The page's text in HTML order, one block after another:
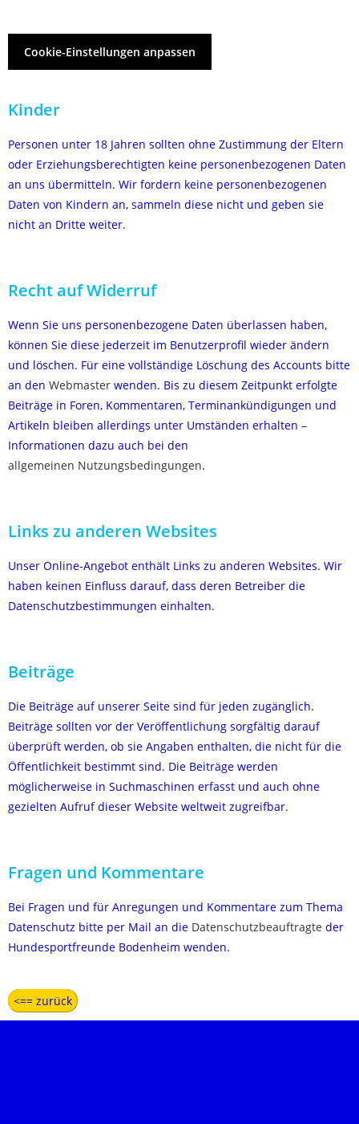
Cookie-Einstellungen anpassen
Kinder
Personen unter 18 Jahren sollten ohne Zustimmung der Eltern
oder Erziehungsberechtigten keine personenbezogenen Daten
an uns übermitteln. Wir fordern keine personenbezogenen
Daten von Kindern an, sammeln diese nicht und geben sie
nicht an Dritte weiter.
Recht auf Widerruf
Wenn Sie uns personenbezogene Daten überlassen haben,
können Sie diese jederzeit im Benutzerprofil wieder ändern
und löschen. Für eine vollständige Löschung des Accounts bitte
an den Webmaster wenden. Bis zu diesem Zeitpunkt erfolgte
Beiträge in Foren, Kommentaren, Terminankündigungen und
Artikeln bleiben allerdings unter Umständen erhalten –
Informationen dazu auch bei den
allgemeinen Nutzungsbedingungen.
Links zu anderen Websites
Unser Online-Angebot enthält Links zu anderen Websites. Wir
haben keinen Einfluss darauf, dass deren Betreiber die
Datenschutzbestimmungen einhalten.
Beiträge
Die Beiträge auf unserer Seite sind für jeden zugänglich.
Beiträge sollten vor der Veröffentlichung sorgfältig darauf
überprüft werden, ob sie Angaben enthalten, die nicht für die
Öffentlichkeit bestimmt sind. Die Beiträge werden
möglicherweise in Suchmaschinen erfasst und auch ohne
gezielten Aufruf dieser Website weltweit zugreifbar.
Fragen und Kommentare
Bei Fragen und für Anregungen und Kommentare zum Thema
Datenschutz bitte per Mail an die Datenschutzbeauftragte der
Hundesportfreunde Bodenheim wenden.
<== zurück